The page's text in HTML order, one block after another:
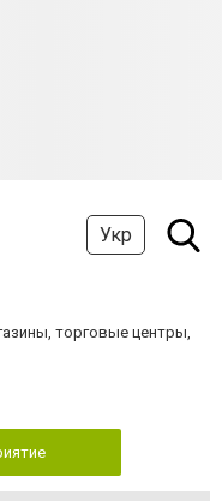
Укр
торговые центры,